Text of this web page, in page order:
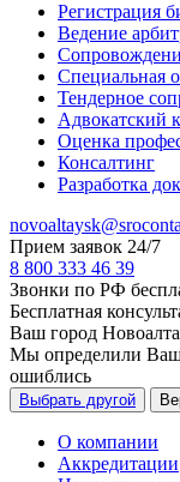
Регистрация
Ведение
Специальная
Тендерное
Адвокатский
Оценка
Консалтинг
Разработка
Прием заявок 24/7
8 800 333 46 39
Звонки по РФ
Бесплатная
Ваш город
Мы определили Ваш
ошиблись
Выбрать другой
О компании
Аккредитации